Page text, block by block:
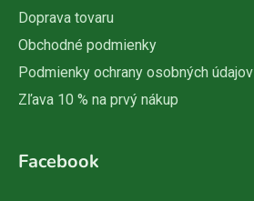
Doprava tovaru
Obchodné podmienky
Podmienky ochrany osobných údajov
Zľava 10 % na prvý nákup
Facebook